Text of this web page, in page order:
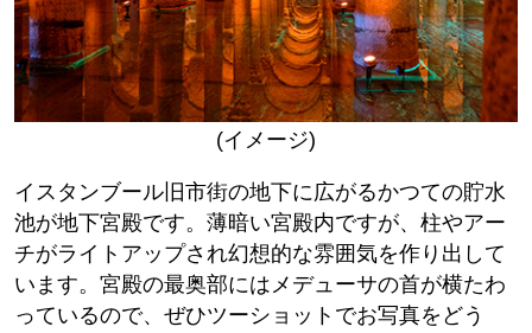
(イメージ)
イスタンブール旧市街の地下に広がるかつての貯水
池が地下宮殿です。薄暗い宮殿内ですが、柱やアー
チがライトアップされ幻想的な雰囲気を作り出して
います。宮殿の最奥部にはメデューサの首が横たわ
っているので、ぜひツーショットでお写真をどう